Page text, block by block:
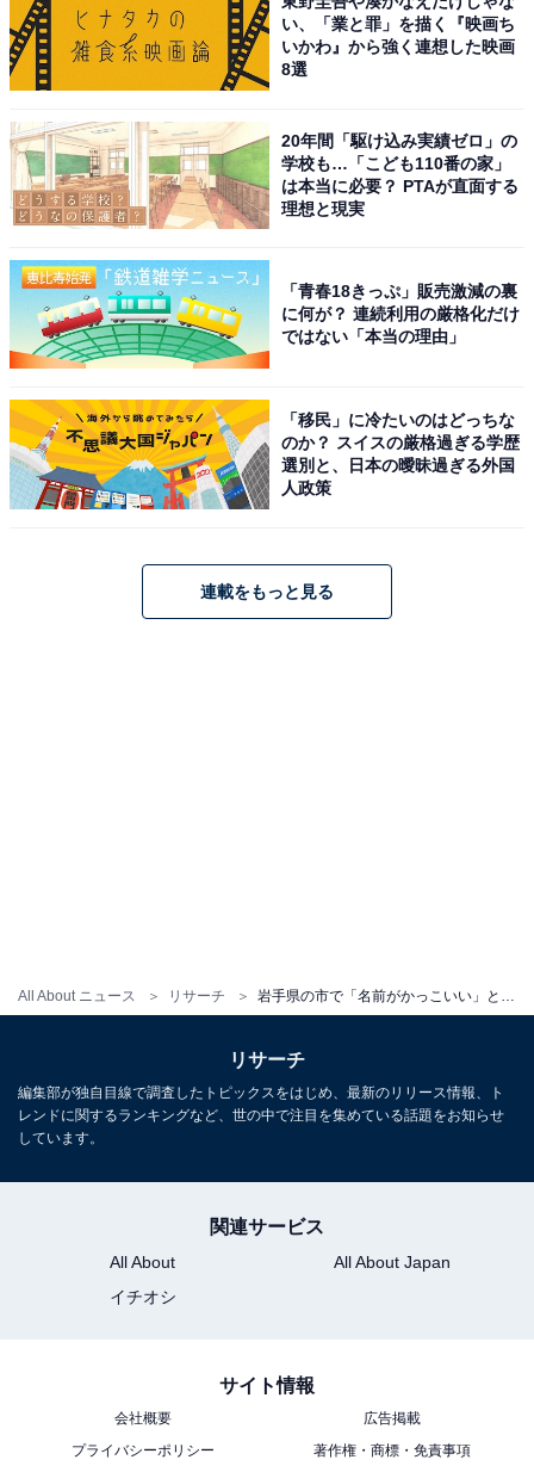
All About ニュース リサーチ
3位：大船渡市／37票
を思わせる雄大な字面が人気を集めました。演歌のタイ
トルになりそうな、どこか味わい深く力強い響きも魅力
に挙げられています。
「大海原を渡って行くようでかっこいいから」（20
です。「花」という美しい文字を含む見た目の良さが評
「はなまき」という語感の心地よさも支持を集めていま
す。
「宮沢賢治の生誕地というイメージと、花という文
字が良い印象です」（50代女性／大阪府）
い、「業と罪」を描く『映画ち
いかわ』から強く連想した映画
8選
20年間「駆け込み実績ゼロ」の
学校も…「こども110番の家」
は本当に必要？ PTAが直面する
理想と現実
「青春18きっぷ」販売激減の裏
に何が？ 連続利用の厳格化だけ
ではない「本当の理由」
「移民」に冷たいのはどっちな
のか？ スイスの厳格過ぎる学歴
選別と、日本の曖昧過ぎる外国
人政策
連載をもっと見る
リサーチ
編集部が独自目線で調査したトピックスをはじめ、最新のリリース情報、ト
レンドに関するランキングなど、世の中で注目を集めている話題をお知らせ
しています。
関連サービス
All About
All About Japan
イチオシ
サイト情報
会社概要
広告掲載
プライバシーポリシー
著作権・商標・免責事項